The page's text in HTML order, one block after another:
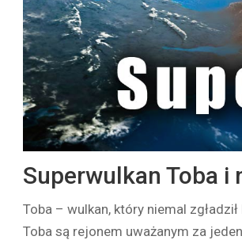
Superwulkan Toba i
Toba – wulkan, który niemal
Toba są rejonem uważanym za